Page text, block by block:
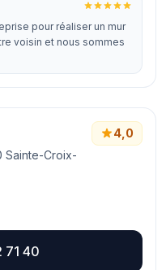
pour réaliser un mur
voisin et nous sommes
Sainte-Croix-
4,0
71 40